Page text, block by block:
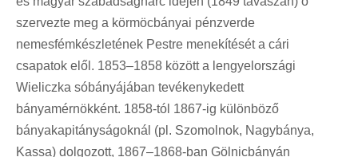
szervezte meg a körmöcbányai pénzverde
nemesfémkészletének Pestre menekítését a cári
csapatok elől. 1853–1858 között a lengyelországi
Wieliczka sóbányájában tevékenykedett
bányamérnökként. 1858-tól 1867-ig különböző
bányakapitányságoknál (pl. Szomolnok, Nagybánya,
Kassa) dolgozott, 1867–1868-ban Gölnicbányán